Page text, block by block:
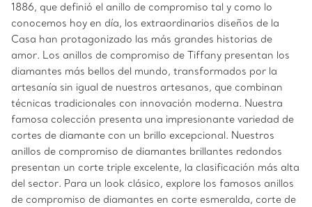
1886, que definió el anillo de compromiso tal y como lo
conocemos hoy en día, los extraordinarios diseños de la
Casa han protagonizado las más grandes historias de
amor. Los anillos de compromiso de Tiffany presentan los
diamantes más bellos del mundo, transformados por la
artesanía sin igual de nuestros artesanos, que combinan
técnicas tradicionales con innovación moderna. Nuestra
famosa colección presenta una impresionante variedad de
cortes de diamante con un brillo excepcional. Nuestros
anillos de compromiso de diamantes brillantes redondos
presentan un corte triple excelente, la clasificación más alta
del sector. Para un look clásico, explore los famosos anillos
de compromiso de diamantes en corte esmeralda, corte de